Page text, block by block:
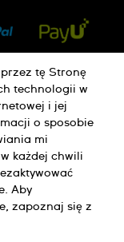
Cookie
tę Stronę
technologii w
i jej
o sposobie
mi
każdej chwili
Aby
zapoznaj się z